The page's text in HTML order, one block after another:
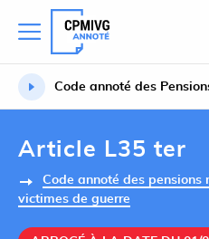
Code annoté des
Article L35 ter
Code annoté des
victimes de guerre